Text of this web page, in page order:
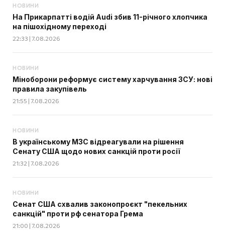
НОВИНИ
На Прикарпатті водій Audi збив 11-річного хлопчика
на пішохідному переході
22:33 | 7.08.2026
НОВИНИ
Міноборони реформує систему харчування ЗСУ: нові
правила закупівель
21:55 | 7.08.2026
НОВИНИ
В українському МЗС відреагували на рішення
Сенату США щодо нових санкцій проти росії
21:32 | 7.08.2026
НОВИНИ
Сенат США схвалив законопроєкт "пекельних
санкцій" проти рф сенатора Грема
21:00 | 7.08.2026